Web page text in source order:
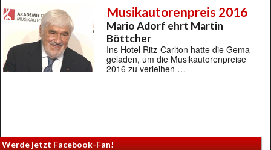
Musikautorenpreis 2016
Mario Adorf ehrt Martin
Böttcher
Ins Hotel Ritz-Carlton hatte die Gema
geladen, um die Musikautorenpreise
2016 zu verleihen …
Werde jetzt Facebook-Fan!